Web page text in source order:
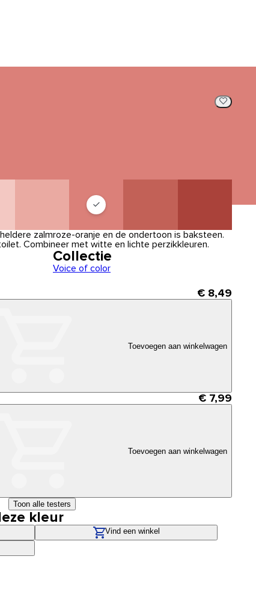
zalmroze-oranje en de ondertoon is baksteen.
Combineer met witte en lichte perzikkleuren.
Collectie
Voice of color
€ 8,49
Toevoegen aan winkelwagen
€ 7,99
Toevoegen aan winkelwagen
Toon alle testers
kleur
Vind een winkel